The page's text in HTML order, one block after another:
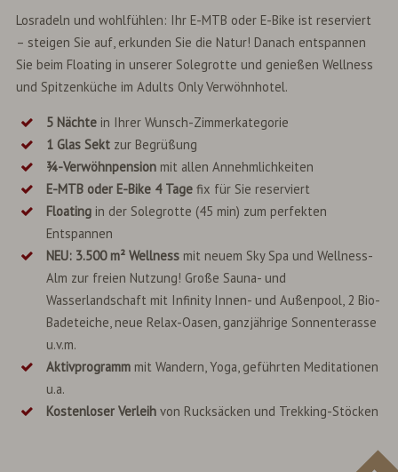
Losradeln und wohlfühlen: Ihr E-MTB oder E-Bike ist reserviert
– steigen Sie auf, erkunden Sie die Natur! Danach entspannen
Sie beim Floating in unserer Solegrotte und genießen Wellness
und Spitzenküche im Adults Only Verwöhnhotel.
5 Nächtein Ihrer Wunsch-Zimmerkategorie
1 Glas Sektzur Begrüßung
¾-Verwöhnpensionmit allen Annehmlichkeiten
E-MTB oder E-Bike 4 Tagefix für Sie reserviert
Floatingin der Solegrotte (45 min) zum perfekten
Entspannen
NEU: 3.500 m² Wellnessmit neuem Sky Spa und Wellness-
Alm zur freien Nutzung! Große Sauna- und
Wasserlandschaft mit Infinity Innen- und Außenpool, 2 Bio-
Badeteiche, neue Relax-Oasen, ganzjährige Sonnenterasse
u.v.m.
Aktivprogrammmit Wandern, Yoga, geführten Meditationen
u.a.
Kostenloser Verleihvon Rucksäcken und Trekking-Stöcken